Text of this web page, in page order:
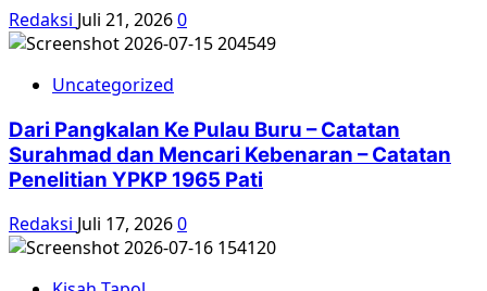
Redaksi Juli 21, 20260
Uncategorized
Dari Pangkalan Ke Pulau Buru – Catatan
Surahmad dan Mencari Kebenaran – Catatan
Penelitian YPKP 1965 Pati
Redaksi Juli 17, 20260